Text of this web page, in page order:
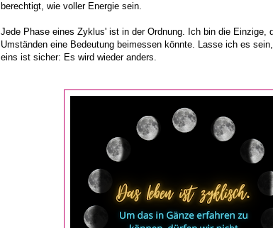
berechtigt, wie voller Energie sein.
Jede Phase eines Zyklus' ist in der Ordnung. Ich bin die Einzige,
Umständen eine Bedeutung beimessen könnte. Lasse ich es
eins ist sicher: Es wird wieder anders.